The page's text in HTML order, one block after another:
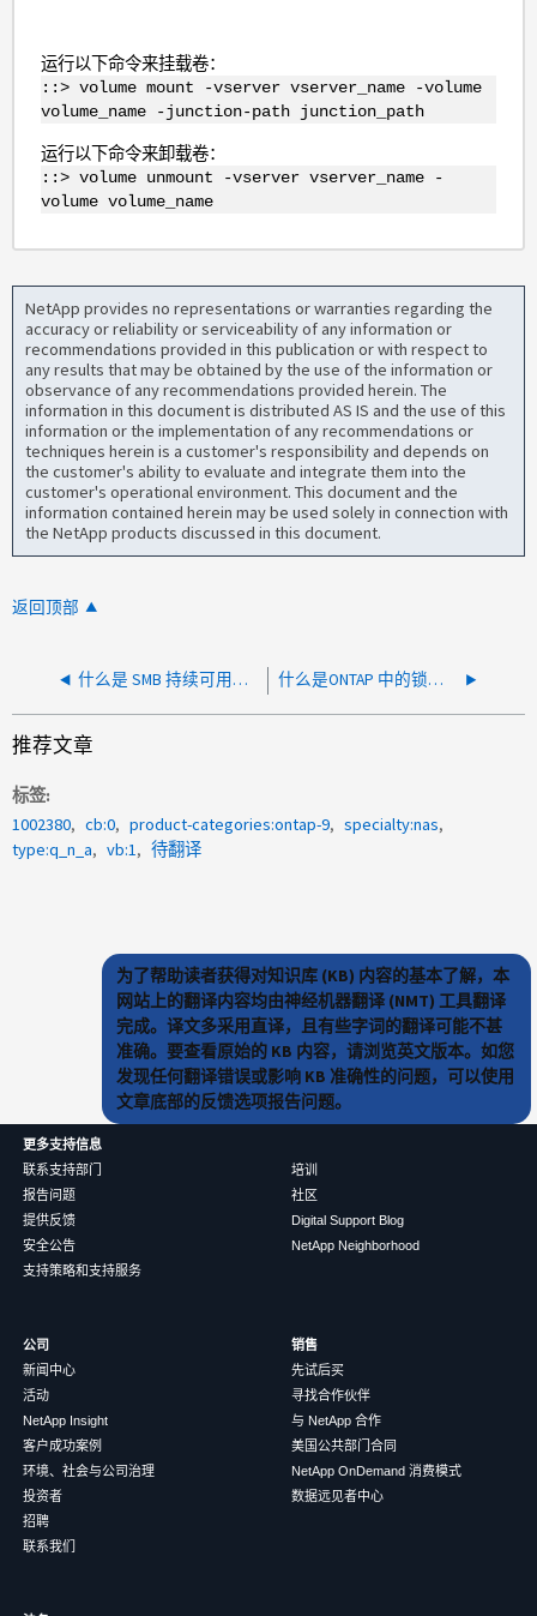
运行以下命令来挂载卷：
::> volume mount -vserver vserver_name -volume
volume_name -junction-path junction_path
运行以下命令来卸载卷：
::> volume unmount -vserver vserver_name -
volume volume_name
NetApp provides no representations or warranties regarding the
accuracy or reliability or serviceability of any information or
recommendations provided in this publication or with respect to
any results that may be obtained by the use of the information or
observance of any recommendations provided herein. The
information in this document is distributed AS IS and the use of this
information or the implementation of any recommendations or
techniques herein is a customer's responsibility and depends on
the customer's ability to evaluate and integrate them into the
customer's operational environment. This document and the
information contained herein may be used solely in connection with
the NetApp products discussed in this document.
返回顶部
什么是 SMB 持续可用性 (CA) 共享 什么是ONTAP 中的锁定、机会锁和延迟中断？
推荐文章
标签
1002380
cb:0 product-categories:ontap-9
specialty:nas
type:q_n_a
vb:1 待翻译
为了帮助读者获得对知识库 (KB) 内容的基本了解，本
网站上的翻译内容均由神经机器翻译 (NMT) 工具翻译
完成。译文多采用直译，且有些字词的翻译可能不甚
准确。要查看原始的 KB 内容，请浏览英文版本。如您
发现任何翻译错误或影响 KB 准确性的问题，可以使用
文章底部的反馈选项报告问题。
更多支持信息
联系支持部门
报告问题
提供反馈
安全公告
支持策略和支持服务
培训
社区
Digital Support Blog
NetApp Neighborhood
公司
新闻中心
活动
NetApp Insight
客户成功案例
环境、社会与公司治理
投资者
招聘
联系我们
销售
先试后买
寻找合作伙伴
与 NetApp 合作
美国公共部门合同
NetApp OnDemand 消费模式
数据远见者中心